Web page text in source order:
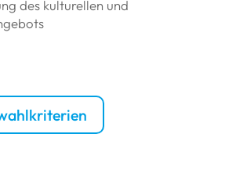
des kulturellen und